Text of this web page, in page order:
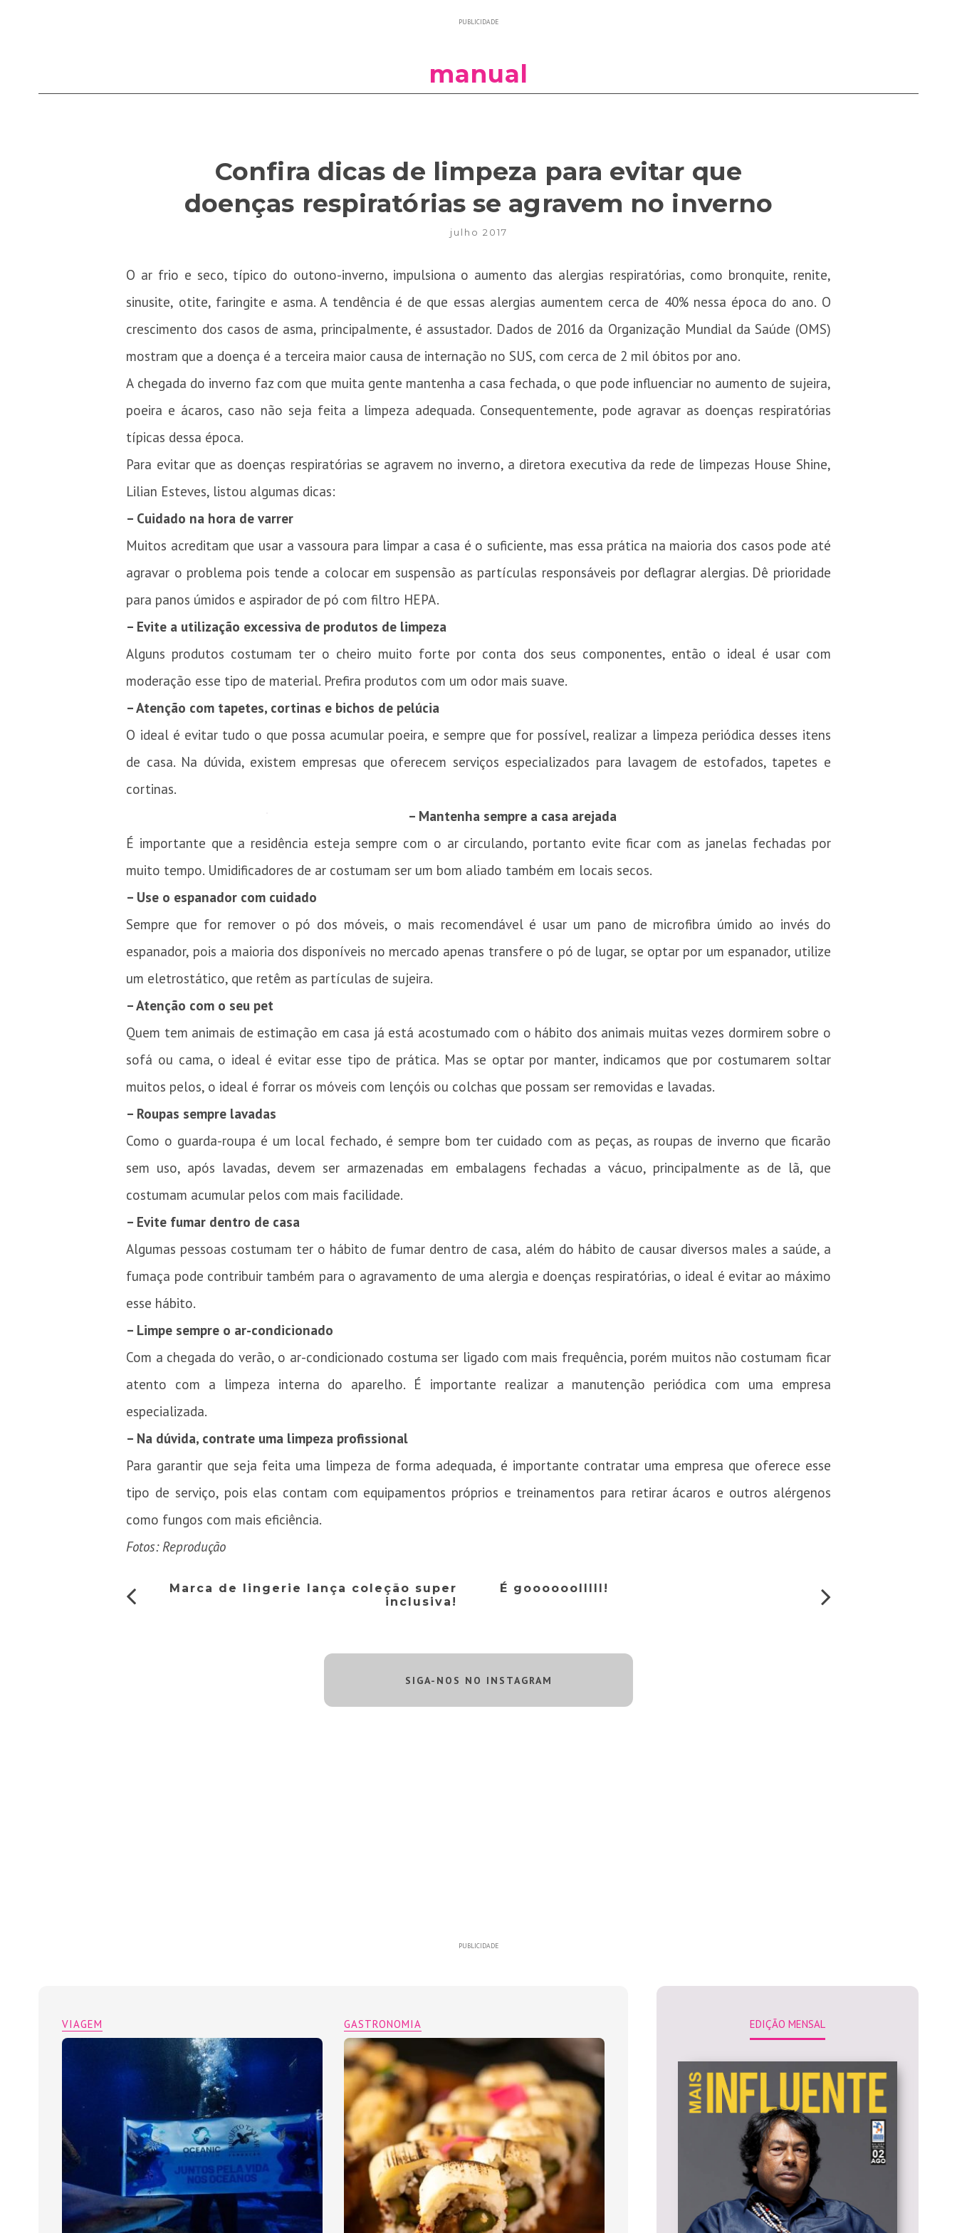
PUBLICIDADE
manual
Confira dicas de limpeza para evitar que
doenças respiratórias se agravem no inverno
julho 2017
O ar frio e seco, típico do outono-inverno, impulsiona o aumento das alergias respiratórias, como bronquite, renite,
sinusite, otite, faringite e asma. A tendência é de que essas alergias aumentem cerca de 40% nessa época do ano. O
crescimento dos casos de asma, principalmente, é assustador. Dados de 2016 da Organização Mundial da Saúde (OMS)
mostram que a doença é a terceira maior causa de internação no SUS, com cerca de 2 mil óbitos por ano.
A chegada do inverno faz com que muita gente mantenha a casa fechada, o que pode influenciar no aumento de sujeira,
poeira e ácaros, caso não seja feita a limpeza adequada. Consequentemente, pode agravar as doenças respiratórias
típicas dessa época.
Para evitar que as doenças respiratórias se agravem no inverno, a diretora executiva da rede de limpezas House Shine,
Lilian Esteves, listou algumas dicas:
– Cuidado na hora de varrer
Muitos acreditam que usar a vassoura para limpar a casa é o suficiente, mas essa prática na maioria dos casos pode até
agravar o problema pois tende a colocar em suspensão as partículas responsáveis por deflagrar alergias. Dê prioridade
para panos úmidos e aspirador de pó com filtro HEPA.
– Evite a utilização excessiva de produtos de limpeza
Alguns produtos costumam ter o cheiro muito forte por conta dos seus componentes, então o ideal é usar com
moderação esse tipo de material. Prefira produtos com um odor mais suave.
– Atenção com tapetes, cortinas e bichos de pelúcia
O ideal é evitar tudo o que possa acumular poeira, e sempre que for possível, realizar a limpeza periódica desses itens
de casa. Na dúvida, existem empresas que oferecem serviços especializados para lavagem de estofados, tapetes e
cortinas.
– Mantenha sempre a casa arejada
É importante que a residência esteja sempre com o ar circulando, portanto evite ficar com as janelas fechadas por
muito tempo. Umidificadores de ar costumam ser um bom aliado também em locais secos.
– Use o espanador com cuidado
Sempre que for remover o pó dos móveis, o mais recomendável é usar um pano de microfibra úmido ao invés do
espanador, pois a maioria dos disponíveis no mercado apenas transfere o pó de lugar, se optar por um espanador, utilize
um eletrostático, que retêm as partículas de sujeira.
– Atenção com o seu pet
Quem tem animais de estimação em casa já está acostumado com o hábito dos animais muitas vezes dormirem sobre o
sofá ou cama, o ideal é evitar esse tipo de prática. Mas se optar por manter, indicamos que por costumarem soltar
muitos pelos, o ideal é forrar os móveis com lençóis ou colchas que possam ser removidas e lavadas.
– Roupas sempre lavadas
Como o guarda-roupa é um local fechado, é sempre bom ter cuidado com as peças, as roupas de inverno que ficarão
sem uso, após lavadas, devem ser armazenadas em embalagens fechadas a vácuo, principalmente as de lã, que
costumam acumular pelos com mais facilidade.
– Evite fumar dentro de casa
Algumas pessoas costumam ter o hábito de fumar dentro de casa, além do hábito de causar diversos males a saúde, a
fumaça pode contribuir também para o agravamento de uma alergia e doenças respiratórias, o ideal é evitar ao máximo
esse hábito.
– Limpe sempre o ar-condicionado
Com a chegada do verão, o ar-condicionado costuma ser ligado com mais frequência, porém muitos não costumam ficar
atento com a limpeza interna do aparelho. É importante realizar a manutenção periódica com uma empresa
especializada.
– Na dúvida, contrate uma limpeza profissional
Para garantir que seja feita uma limpeza de forma adequada, é importante contratar uma empresa que oferece esse
tipo de serviço, pois elas contam com equipamentos próprios e treinamentos para retirar ácaros e outros alérgenos
como fungos com mais eficiência.
Fotos: Reprodução
Marca de lingerie lança coleção super
inclusiva!
É goooooolllll!
SIGA-NOS NO INSTAGRAM
PUBLICIDADE
GASTRONOMIA
VIAGEM EDIÇÃO MENSAL